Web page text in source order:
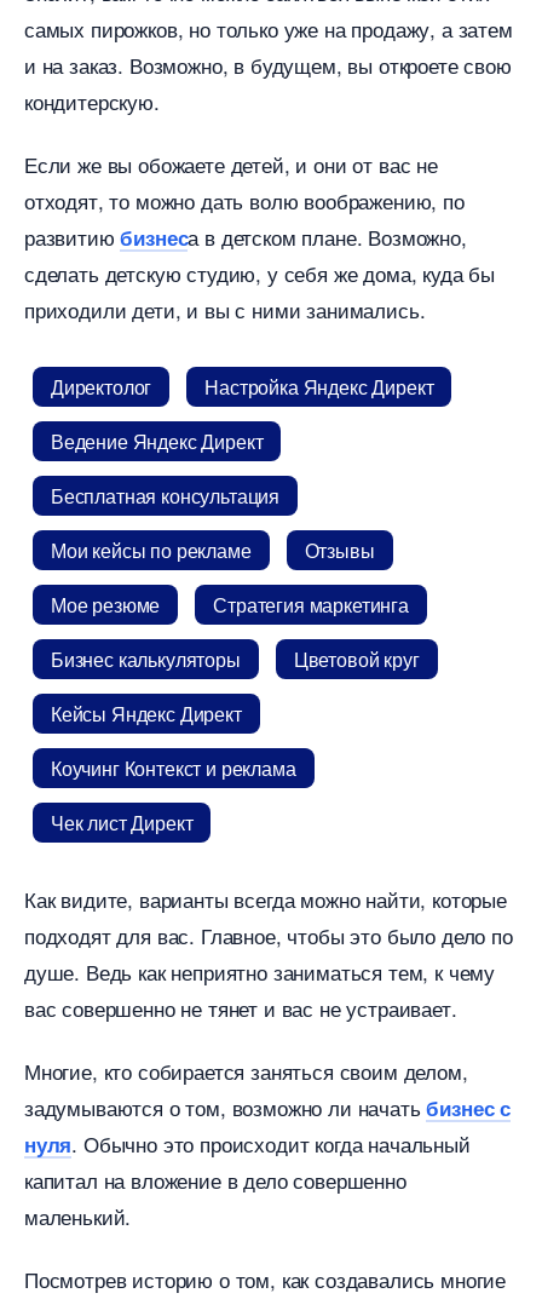
самых пирожков, но только уже на продажу, а затем
и на заказ. Возможно, в будущем, вы откроете свою
кондитерскую.
Если же вы обожаете детей, и они от вас не
отходят, то можно дать волю воображению, по
развитиюизнеса в детском плане. Возможно,
сделать детскую студию, у себя же дома, куда бы
приходили дети, и вы с ними занимались.
Директоло
Настройка Яндекс Директ
едение Яндекс Директ
Бесплатная консультация
Мои кейсы по рекламе
Отзывы
Мое резюме
Стратегия маркетинга
Бизнес калькуляторы
Цветовой кру
Кейсы Яндекс Директ
Коучинг Контекст и реклама
Чек лист Директ
Как видите, варианты всегда можно найти, которые
подходят для вас. Главное, чтобы это было дело по
душе. Ведь как неприятно заниматься тем, к чему
ас совершенно не тянет и вас не устраивает.
Многие, кто собирается заняться своим делом,
задумываются о том, возможно ли начатьизнес с
нуля. Обычно это происходит когда начальный
капитал на вложение в дело совершенно
маленький.
Посмотрев историю о том, как создавались многие